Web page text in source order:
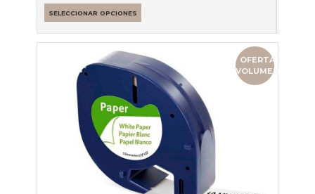
SELECCIONAR OPCIONES
OFERTA
VOLUMEN